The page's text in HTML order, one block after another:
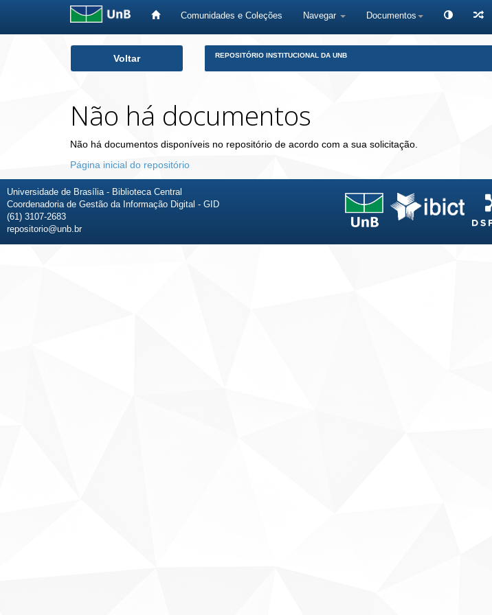
Comunidades e Coleções Navegar Documentos
Voltar REPOSITÓRIO INSTITUCIONAL DA UNB
Não há documentos
Não há documentos disponíveis no repositório de acordo com a sua solicitação.
Página inicial do repositório
Universidade de Brasília - Biblioteca Central
Coordenadoria de Gestão da Informação Digital - GID
(61) 3107-2683
repositorio@unb.br